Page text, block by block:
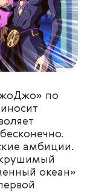
по
амбиции.
океан»